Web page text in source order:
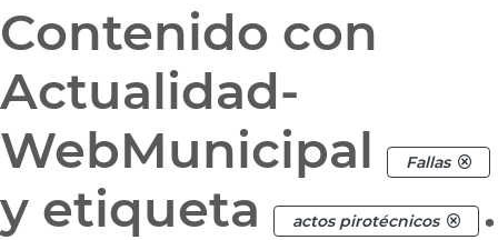
Contenido con
Actualidad-
WebMunicipal
Fallas
y etiqueta actos pirotécnicos .